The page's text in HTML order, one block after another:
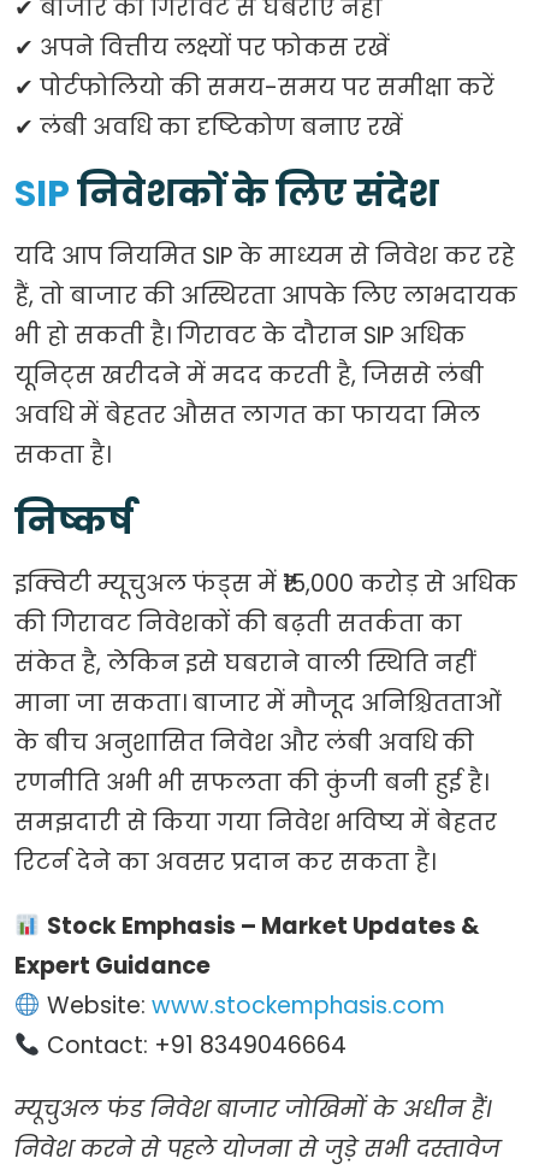
✔ बाजार की गिरावट से घबराएं नहीं
✔ अपने वित्तीय लक्ष्यों पर फोकस रखें
✔ पोर्टफोलियो की समय-समय पर समीक्षा करें
✔ लंबी अवधि का दृष्टिकोण बनाए रखें
SIPनिवेशकों के लिए संदेश
यदि आप नियमित SIP के माध्यम से निवेश कर रहे
हैं, तो बाजार की अस्थिरता आपके लिए लाभदायक
भी हो सकती है। गिरावट के दौरान SIP अधिक
यूनिट्स खरीदने में मदद करती है, जिससे लंबी
अवधि में बेहतर औसत लागत का फायदा मिल
सकता है।
निष्कर्ष
इक्विटी म्यूचुअल फंड्स में ₹15,000 करोड़ से अधिक
की गिरावट निवेशकों की बढ़ती सतर्कता का
संकेत है, लेकिन इसे घबराने वाली स्थिति नहीं
माना जा सकता। बाजार में मौजूद अनिश्चितताओं
के बीच अनुशासित निवेश और लंबी अवधि की
रणनीति अभी भी सफलता की कुंजी बनी हुई है।
समझदारी से किया गया निवेश भविष्य में बेहतर
रिटर्न देने का अवसर प्रदान कर सकता है।
Stock Emphasis – Market Updates &
Expert Guidance
Website: www.stockemphasis.com
Contact: +91 8349046664
म्यूचुअल फंड निवेश बाजार जोखिमों के अधीन हैं।
निवेश करने से पहले योजना से जुड़े सभी दस्तावेज